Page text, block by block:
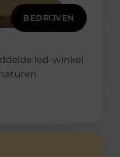
BEDRIJVEN
led-winkel